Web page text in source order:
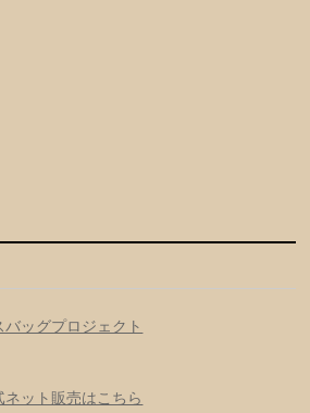
バッグプロジェクト
ネット販売はこちら